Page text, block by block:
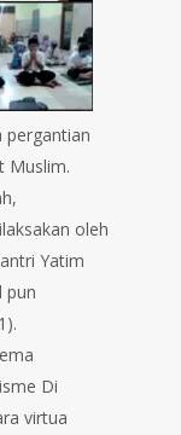
pergantian
Muslim.
oleh
Yatim
pun
Di
virtua